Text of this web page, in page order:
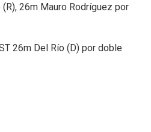
26m Mauro Rodríguez por
26m Del Río (D) por doble